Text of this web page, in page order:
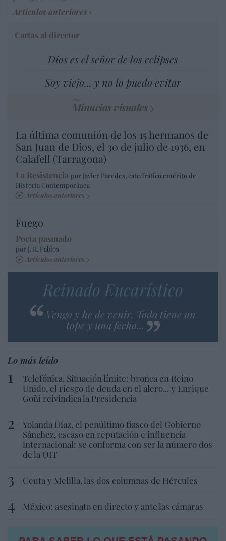
Artículos anteriores
Cartas al director
Dios es el señor de los eclipses
Soy viejo... y no lo puedo evitar
Minucias visuales
La última comunión de los 15 hermanos de
San Juan de Dios, el 30 de julio de 1936, en
Calafell (Tarragona)
La Resistencia por Javier Paredes, catedrático emérito de
Historia Contemporánea
Artículos anteriores
Fuego
Poeta pasmado
por J. R. Pablos
Artículos anteriores
Reinado Eucarístico
Vengo y he de venir. Todo tiene un
tope y una fecha...
Lo más leído
Telefónica. Situación límite: bronca en Reino
Unido, el riesgo de deuda en el alero... y Enrique
Goñi reivindica la Presidencia
Yolanda Díaz, el penúltimo fiasco del Gobierno
Sánchez, escaso en reputación e influencia
internacional: se conforma con ser la número dos
de la OIT
Ceuta y Melilla, las dos columnas de Hércules
México: asesinato en directo y ante las cámaras